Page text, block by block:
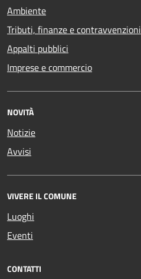
Ambiente
Tributi, finanze e contravvenzioni
Appalti pubblici
Imprese e commercio
NOVITÀ
Notizie
Avvisi
VIVERE IL COMUNE
Luoghi
Eventi
CONTATTI